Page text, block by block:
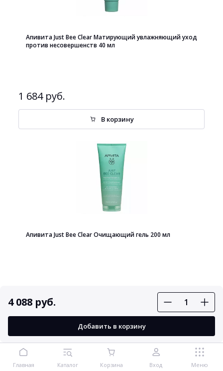
4 088 руб.
Добавить в корзину
Апивита Just Bee Clear Матирующий увлажняющий уход
против несовершенств 40 мл
1 684 руб.
В корзину
Апивита Just Bee Clear Очищающий гель 200 мл
В корзину
Главная Каталог Корзина Вход Меню